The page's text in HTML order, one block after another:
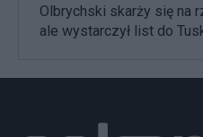
Olbrychski skarży się na
ale wystarczył list do